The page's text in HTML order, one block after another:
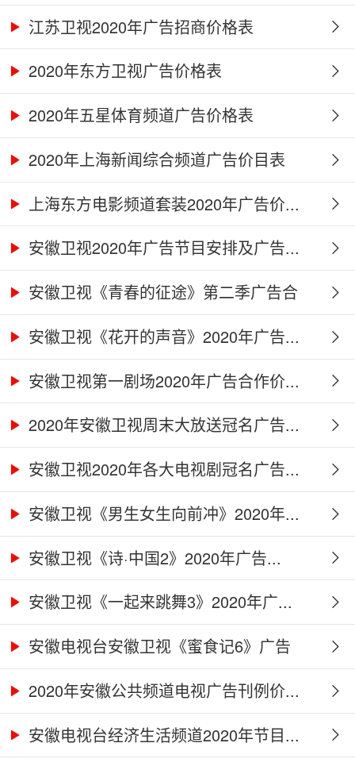
江苏卫视2020年广告招商价格表
2020年东方卫视广告价格表
2020年五星体育频道广告价格表
2020年上海新闻综合频道广告价目表
上海东方电影频道套装2020年广告价...
安徽卫视2020年广告节目安排及广告...
安徽卫视《青春的征途》第二季广告合
作...安徽卫视《花开的声音》2020年广告...
安徽卫视第一剧场2020年广告合作价...
2020年安徽卫视周末大放送冠名广告...
安徽卫视2020年各大电视剧冠名广告...
安徽卫视《男生女生向前冲》2020年...
安徽卫视《诗·中国2》2020年广告...
安徽卫视《一起来跳舞3》2020年广...
安徽电视台安徽卫视《蜜食记6》广告
合...2020年安徽公共频道电视广告刊例价...
安徽电视台经济生活频道2020年节目...